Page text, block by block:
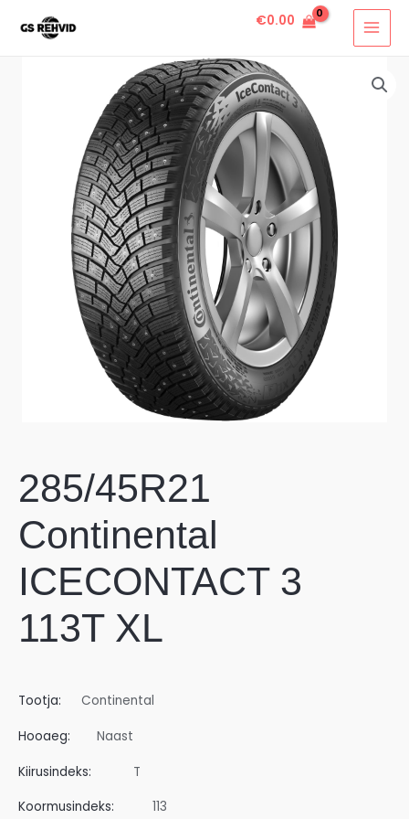
€0.00
285/45R21
Continental
ICECONTACT 3
113T XL
Tootja: Continental
Hooaeg: Naast
Kiirusindeks: T
Koormusindeks: 113